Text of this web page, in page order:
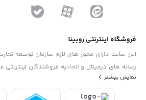
فروشگاه اینترنتی روبینا
این سایت دارای مجوز های لازم سازمان توسعه
رسانه های دیجیتال و اتحادیه فروشندگان
پیشنهاد ، انتفاد و یا شکایات از فرم "تماس با ما"
نمایش بیشتر